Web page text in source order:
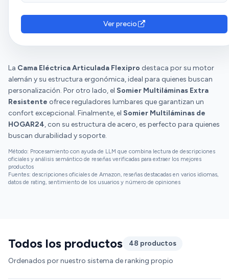
Ver precio
La Cama Eléctrica Articulada Flexipro destaca por su motor
alemán y su estructura ergonómica, ideal para quienes buscan
personalización. Por otro lado, el Somier Multiláminas Extra
Resistente ofrece reguladores lumbares que garantizan un
confort excepcional. Finalmente, el Somier Multiláminas de
HOGAR24, con su estructura de acero, es perfecto para quienes
buscan durabilidad y soporte.
Método: Procesamiento con ayuda de LLM que combina lectura de descripciones
oficiales y análisis semántico de reseñas verificadas para extraer los mejores
productos
Fuentes: descripciones oficiales de Amazon, reseñas destacadas en varios idiomas,
datos de rating, sentimiento de los usuarios y número de opiniones
Todos los productos
48 productos
Ordenados por nuestro sistema de ranking propio